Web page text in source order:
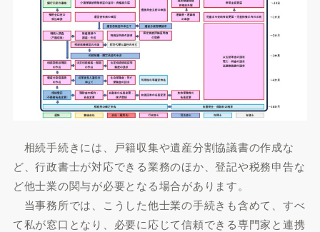
相続手続きには、戸籍収集や遺産分割協議書の作成な
ど、行政書士が対応できる業務のほか、登記や税務申告な
ど他士業の関与が必要となる場合があります。
当事務所では、こうした他士業の手続きも含めて、すべ
て私が窓口となり、必要に応じて信頼できる専門家と連携